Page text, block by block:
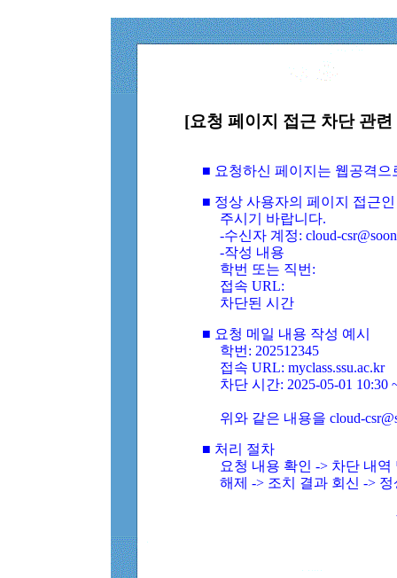
[요청 페이지 접근 차단 관
■ 요청하신 페이지는 웹공격
■ 정상 사용자의 페이지 접근
주시기 바랍니다.
-수신자 계정: cloud-
-작성 내용
학번 또는 직번:
접속 URL:
차단된 시간
■ 요청 메일 내용 작성 예시
학번: 202512345
접속 URL: myclass.ssu.ac.kr
차단 시간: 2025-05-01 10:30
위와 같은 내용을 cloud-
■ 처리 절차
요청 내용 확인 -> 차단 내
해제 -> 조치 결과 회신 ->